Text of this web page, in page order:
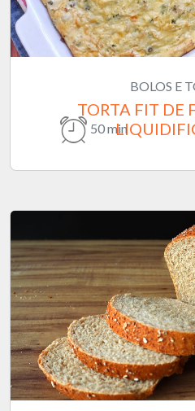
BOLOS E
TORTA FIT DE
50 min